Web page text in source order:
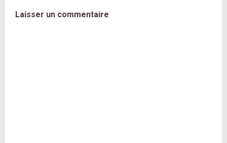
Laisser un commentaire